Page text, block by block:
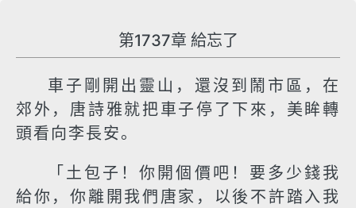
第1737章 給忘了
車子剛開出靈山，還沒到鬧市區，在
郊外，唐詩雅就把車子停了下來，美眸轉
頭看向李長安。
「土包子！你開個價吧！要多少錢我
給你，你離開我們唐家，以後不許踏入我